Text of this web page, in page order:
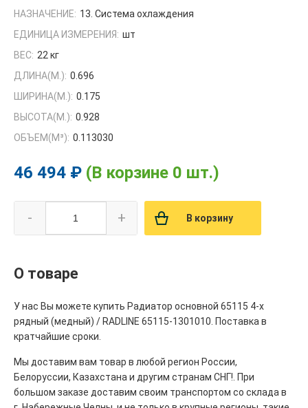
НАЗНАЧЕНИЕ: 13. Система охлаждения
ЕДИНИЦА ИЗМЕРЕНИЯ: шт
ВЕС: 22 кг
ДЛИНА(М.): 0.696
ШИРИНА(М.): 0.175
ВЫСОТА(М.): 0.928
ОБЪЕМ(M³): 0.113030
46 494 ₽ (В корзине 0 шт.)
- + В корзину
О товаре
У нас Вы можете купить Радиатор основной 65115 4-х
рядный (медный) / RADLINE 65115-1301010. Поставка в
кратчайшие сроки.
Мы доставим вам товар в любой регион России,
Белоруссии, Казахстана и другим странам СНГ!. При
большом заказе доставим своим транспортом со склада в